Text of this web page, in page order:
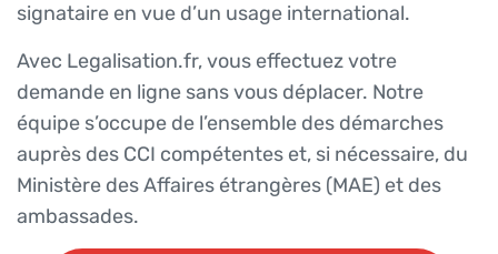
signataire en vue d’un usage international.
Avec Legalisation.fr, vous effectuez votre
demande en ligne sans vous déplacer. Notre
équipe s’occupe de l’ensemble des démarches
auprès des CCI compétentes et, si nécessaire, du
Ministère des Affaires étrangères (MAE) et des
ambassades.